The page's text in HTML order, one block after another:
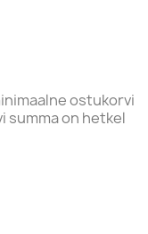
ostukorvi
summa on hetkel